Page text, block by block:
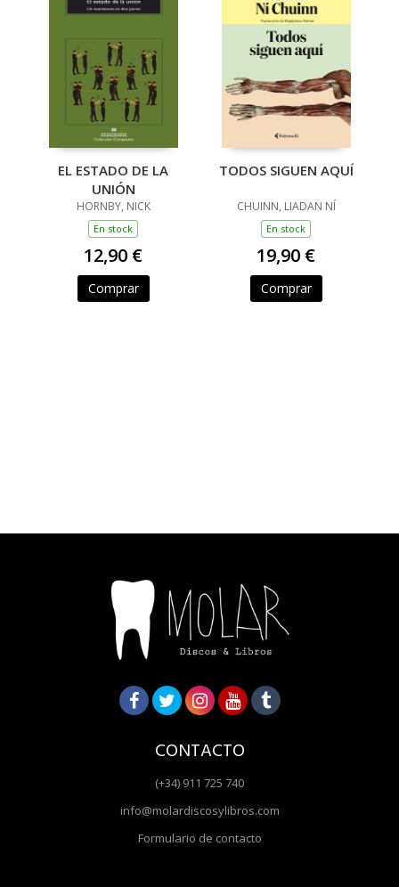
EL ESTADO DE LA
UNIÓN
HORNBY, NICK
En stock
12,90 €
Comprar
TODOS SIGUEN AQUÍ
CHUINN, LIADAN NÍ
En stock
19,90 €
Comprar
CONTACTO
(+34) 911 725 740
info@molardiscosylibros.com
Formulario de contacto